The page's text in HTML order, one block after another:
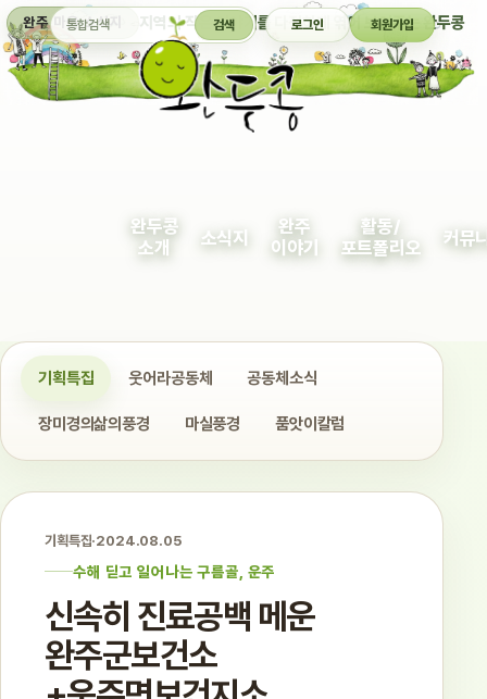
완주 마을 소식지 지역의 작은 이야기를 다정하게 엮어 보여주는 완두콩
통합검색 검색 로그인 회원가입
완두콩
소개
소식지
완주
이야기
활동/
포트폴리오
커뮤
기획특집 웃어라공동체 공동체소식
장미경의삶의풍경 마실풍경 품앗이칼럼
기획특집·2024.08.05
수해 딛고 일어나는 구름골, 운주
신속히 진료공백 메운
완주군보건소